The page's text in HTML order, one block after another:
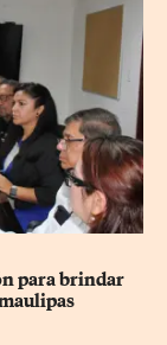
para brindar